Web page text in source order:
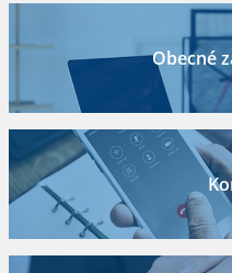
Obecné